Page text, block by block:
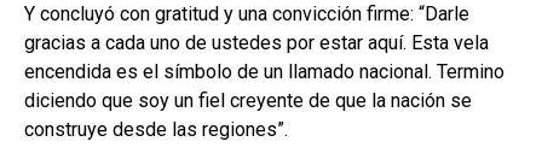
Y concluyó con gratitud y una convicción firme: “Darle
gracias a cada uno de ustedes por estar aquí. Esta vela
encendida es el símbolo de un llamado nacional. Termino
diciendo que soy un fiel creyente de que la nación se
construye desde las regiones”.